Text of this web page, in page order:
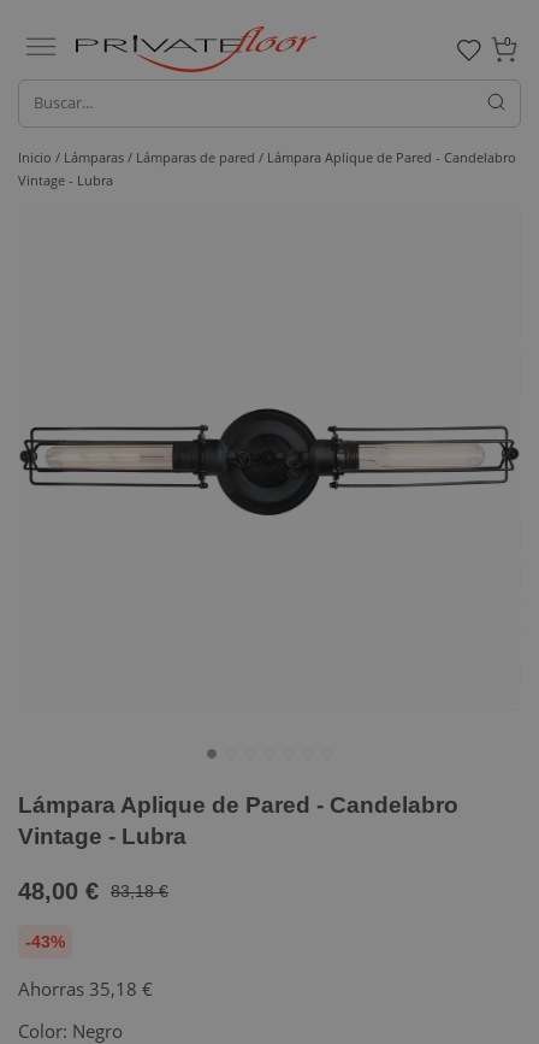
0
Inicio / Lámparas / Lámparas de pared / Lámpara Aplique de Pared - Candelabro
Vintage - Lubra
Lámpara Aplique de Pared - Candelabro
Vintage - Lubra
48,00 € 83,18 €
-43%
Ahorras 35,18 €
Color: Negro